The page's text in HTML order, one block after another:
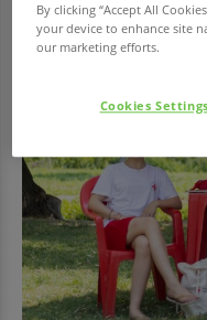
By clicking “Accept All
your device to enhance site
our marketing efforts.
Cookies Settings